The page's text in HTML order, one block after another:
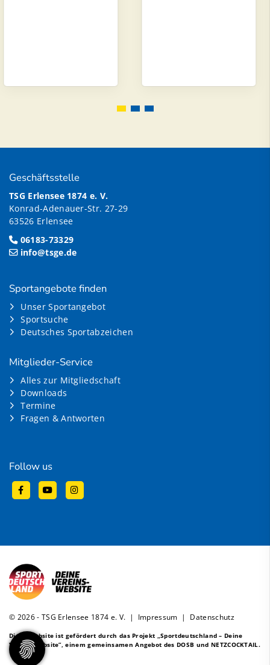
Geschäftsstelle
TSG Erlensee 1874 e. V.
Konrad-Adenauer-Str. 27-29
63526 Erlensee
06183-73329
info@tsge.de
Sportangebote finden
Unser Sportangebot
Sportsuche
Deutsches Sportabzeichen
Mitglieder-Service
Alles zur Mitgliedschaft
Downloads
Termine
Fragen & Antworten
Follow us
© 2026 - TSG Erlensee 1874 e. V. | Impressum | Datenschutz
Diese Website ist gefördert durch das Projekt
„Sportdeutschland – Deine
Vereinswebsite”, einem gemeinsamen Angebot des DOSB und NETZCOCKTAIL.